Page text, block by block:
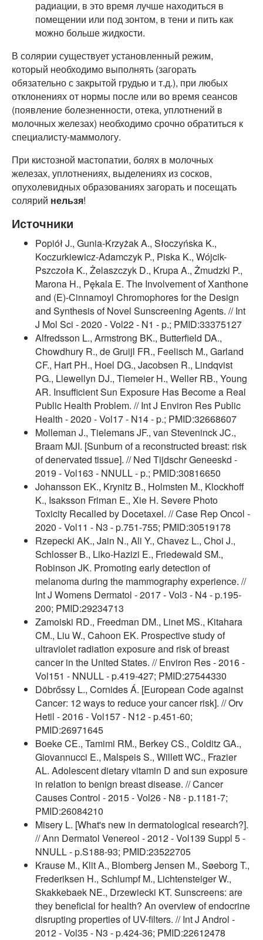
радиации, в это время лучше находиться в
помещении или под зонтом, в тени и пить как
можно больше жидкости.
В солярии существует установленный режим,
который необходимо выполнять (загорать
обязательно с закрытой грудью и т.д.), при любых
отклонениях от нормы после или во время сеансов
(появление болезненности, отека, уплотнений в
молочных железах) необходимо срочно обратиться к
специалисту-маммологу.
При кистозной мастопатии, болях в молочных
железах, уплотнениях, выделениях из сосков,
опухолевидных образованиях загорать и посещать
солярий нельзя!
Источники
Popiół J., Gunia-Krzyżak A., Słoczyńska K.,
Koczurkiewicz-Adamczyk P., Piska K., Wójcik-
Pszczoła K., Żelaszczyk D., Krupa A., Żmudzki P.,
Marona H., Pękala E. The Involvement of Xanthone
and (E)-Cinnamoyl Chromophores for the Design
and Synthesis of Novel Sunscreening Agents. // Int
J Mol Sci - 2020 - Vol22 - N1 - p.; PMID:33375127
Alfredsson L., Armstrong BK., Butterfield DA.,
Chowdhury R., de Gruijl FR., Feelisch M., Garland
CF., Hart PH., Hoel DG., Jacobsen R., Lindqvist
PG., Llewellyn DJ., Tiemeier H., Weller RB., Young
AR. Insufficient Sun Exposure Has Become a Real
Public Health Problem. // Int J Environ Res Public
Health - 2020 - Vol17 - N14 - p.; PMID:32668607
Molleman J., Tielemans JF., van Steveninck JC.,
Braam MJI. [Sunburn of a reconstructed breast: risk
of denervated tissue]. // Ned Tijdschr Geneeskd -
2019 - Vol163 - NNULL - p.; PMID:30816650
Johansson EK., Krynitz B., Holmsten M., Klockhoff
K., Isaksson Friman E., Xie H. Severe Photo
Toxicity Recalled by Docetaxel. // Case Rep Oncol -
2020 - Vol11 - N3 - p.751-755; PMID:30519178
Rzepecki AK., Jain N., Ali Y., Chavez L., Choi J.,
Schlosser B., Liko-Hazizi E., Friedewald SM.,
Robinson JK. Promoting early detection of
melanoma during the mammography experience. //
Int J Womens Dermatol - 2017 - Vol3 - N4 - p.195-
200; PMID:29234713
Zamoiski RD., Freedman DM., Linet MS., Kitahara
CM., Liu W., Cahoon EK. Prospective study of
ultraviolet radiation exposure and risk of breast
cancer in the United States. // Environ Res - 2016 -
Vol151 - NNULL - p.419-427; PMID:27544330
Döbrőssy L., Cornides Á. [European Code against
Cancer: 12 ways to reduce your cancer risk]. // Orv
Hetil - 2016 - Vol157 - N12 - p.451-60;
PMID:26971645
Boeke CE., Tamimi RM., Berkey CS., Colditz GA.,
Giovannucci E., Malspeis S., Willett WC., Frazier
AL. Adolescent dietary vitamin D and sun exposure
in relation to benign breast disease. // Cancer
Causes Control - 2015 - Vol26 - N8 - p.1181-7;
PMID:26084210
Misery L. [What's new in dermatological research?].
// Ann Dermatol Venereol - 2012 - Vol139 Suppl 5 -
NNULL - p.S188-93; PMID:23522705
Krause M., Klit A., Blomberg Jensen M., Søeborg T.,
Frederiksen H., Schlumpf M., Lichtensteiger W.,
Skakkebaek NE., Drzewiecki KT. Sunscreens: are
they beneficial for health? An overview of endocrine
disrupting properties of UV-filters. // Int J Androl -
2012 - Vol35 - N3 - p.424-36; PMID:22612478